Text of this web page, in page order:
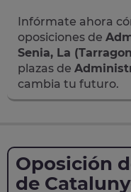
Infórmate ahora
oposiciones de
Senia, La
plazas de
cambia tu futuro.
Oposición
de